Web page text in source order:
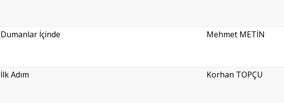
Dumanlar İçinde Mehmet METİN
İlk Adım Korhan TOPÇU